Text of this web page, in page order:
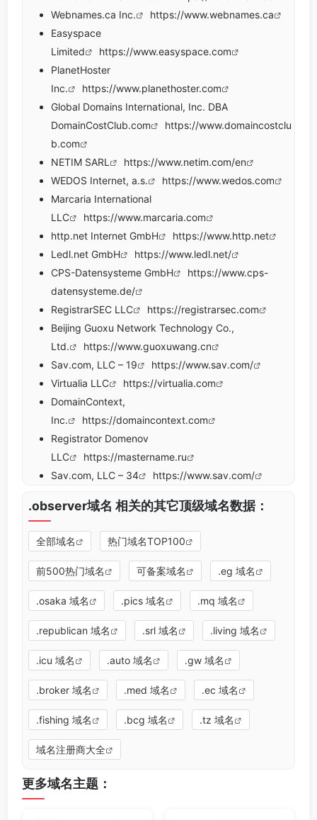
Webnames.ca Inc.
https://www.webnames.ca
Easyspace
Limited
https://www.easyspace.com
PlanetHoster
Inc.
https://www.planethoster.com
Global Domains International, Inc. DBA
DomainCostClub.com
https://www.domaincostclu
b.com
NETIM SARL
https://www.netim.com/en
WEDOS Internet, a.s.
https://www.wedos.com
Marcaria International
LLC
https://www.marcaria.com
http.net Internet GmbH
https://www.http.net
Ledl.net GmbH
https://www.ledl.net/
CPS-Datensysteme GmbH
https://www.cps-
datensysteme.de/
RegistrarSEC LLC
https://registrarsec.com
Beijing Guoxu Network Technology Co.,
Ltd.
https://www.guoxuwang.cn
Sav.com, LLC – 19
https://www.sav.com/
Virtualia LLC
https://virtualia.com
DomainContext,
Inc.
https://domaincontext.com
Registrator Domenov
LLC
https://mastername.ru
Sav.com, LLC – 34
https://www.sav.com/
.observer域名 相关的其它顶级域名数据：
全部域名 热门域名TOP100
前500热门域名 可备案域名 .eg 域名
.osaka 域名 .pics 域名 .mq 域名
.republican 域名 .srl 域名 .living 域名
.icu 域名 .auto 域名 .gw 域名
.broker 域名 .med 域名 .ec 域名
.fishing 域名 .bcg 域名 .tz 域名
域名注册商大全
更多域名主题：